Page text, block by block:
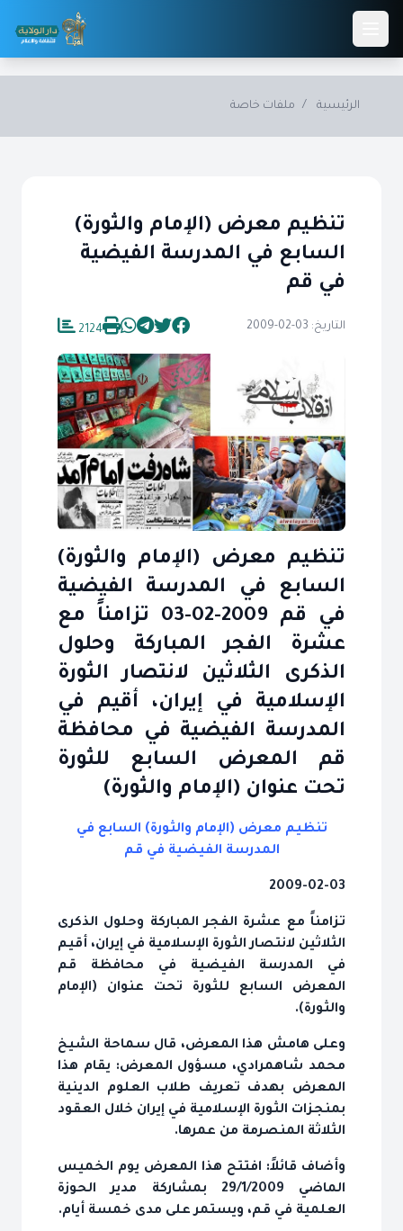
Skip to main content
الرئيسية / ملفات خاصة
تنظيم معرض (الإمام والثورة)
السابع في المدرسة الفيضية
في قم
التاريخ: 03-02-2009 2124
تنظيم معرض (الإمام والثورة)
السابع في المدرسة الفيضية
في قم 2009-02-03 تزامناً مع
عشرة الفجر المباركة وحلول
الذكرى الثلاثين لانتصار الثورة
الإسلامية في إيران، أقيم في
المدرسة الفيضية في محافظة
قم المعرض السابع للثورة
تحت عنوان (الإمام والثورة)
تنظيم معرض (الإمام والثورة) السابع في
المدرسة الفيضية في قم
2009-02-03
تزامناً مع عشرة الفجر المباركة وحلول الذكرى
الثلاثين لانتصار الثورة الإسلامية في إيران، أقيم
في المدرسة الفيضية في محافظة قم
المعرض السابع للثورة تحت عنوان (الإمام
والثورة).
وعلى هامش هذا المعرض، قال سماحة الشيخ
محمد شاهمرادي، مسؤول المعرض: يقام هذا
المعرض بهدف تعريف طلاب العلوم الدينية
بمنجزات الثورة الإسلامية في إيران خلال العقود
الثلاثة المنصرمة من عمرها.
وأضاف قائلاً: افتتح هذا المعرض يوم الخميس
الماضي 29/1/2009 بمشاركة مدير الحوزة
العلمية في قم، ويستمر على مدى خمسة أيام.